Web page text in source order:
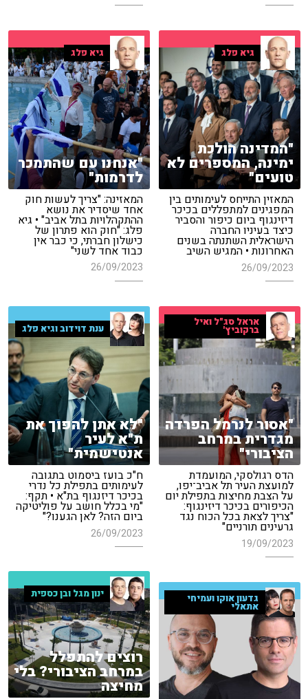
גיא פלג
"המדינה הולכת
ימינה, המספרים לא
טועים"
המאזין התייחס לעימותים בין
המפגינים למתפללים בכיכר
דיזינגוף ביום כיפור והסביר
כיצד בעיניו החברה
הישראלית השתנתה בשנים
האחרונות • המגיש השיב
26/09/2023
גיא פלג
"אנחנו עם שהתמכר
לדרמות"
המאזינה: "צריך לעשות חוק
אחד שיסדיר את נושא
ההתקהלויות בתל אביב" • גיא
פלג: "חוק הוא פתרון של
כישלון חברתי, כי כבר אין
כבוד אחד לשני"
26/09/2023
ענת דוידוב וגיא פלג
"לא אתן להפוך את
ת"א לעיר
אנטישמית"
ח"כ בועז ביסמוט בתגובה
לעימותים בתפילת כל נדרי
בכיכר דיזנגוף בת"א • תקף:
"מי בכלל חושב על פוליטיקה
ביום הזה? לאן הגענו?"
26/09/2023
אראל סג"ל ואיל
ברקוביץ'
"אסור לנרמל הפרדה
מגדרית במרחב
הציבורי"
הדס רגולסקי, המועמדת
למועצת העיר תל אביב־יפו,
על הצבת מחיצות בתפילת יום
הכיפורים בכיכר דיזינגוף:
"צריך לצאת בכל הכוח נגד
גרעינים תורניים"
19/09/2023
ינון מגל ובן כספית
רוצים להתפלל
במרחב הציבורי? בלי
מחיצה
גדעון אוקו ועמיחי
אתאלי